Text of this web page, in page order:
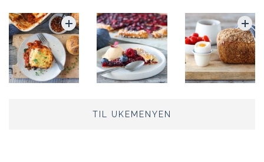
TIL UKEMENYEN